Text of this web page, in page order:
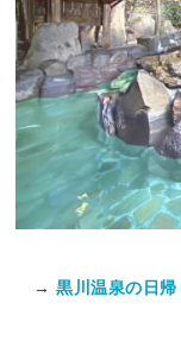
→ 黒川温泉の日